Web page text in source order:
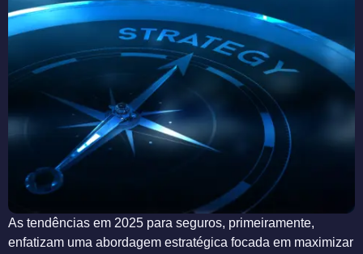
As tendências em 2025 para seguros, primeiramente,
enfatizam uma abordagem estratégica focada em maximizar